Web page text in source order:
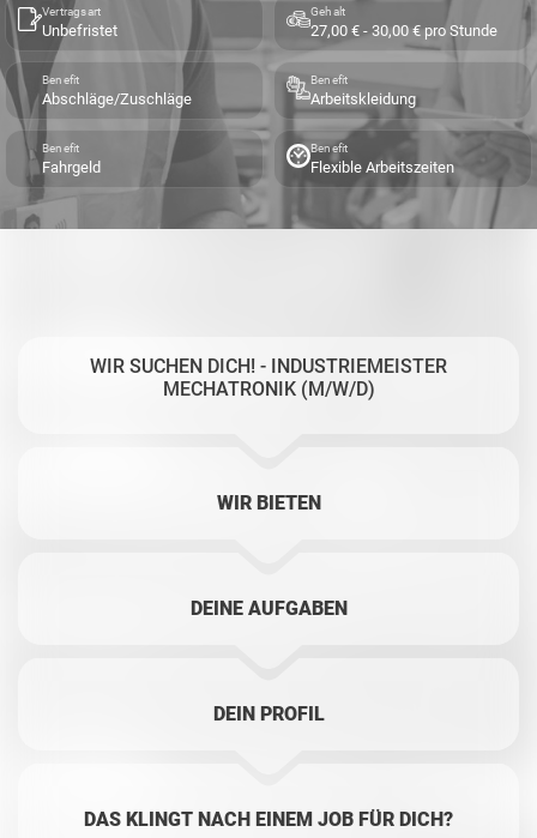
Vertragsart
Unbefristet
Gehalt
27,00 € - 30,00 € pro Stunde
Benefit
Abschläge/Zuschläge
Benefit
Arbeitskleidung
Benefit
Fahrgeld
Benefit
Flexible Arbeitszeiten
WIR SUCHEN DICH! - INDUSTRIEMEISTER
MECHATRONIK (M/W/D)
WIR BIETEN
DEINE AUFGABEN
DEIN PROFIL
DAS KLINGT NACH EINEM JOB FÜR DICH?